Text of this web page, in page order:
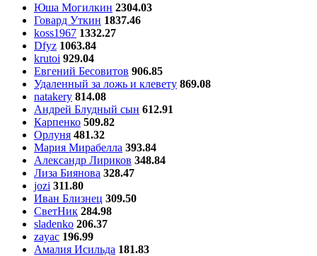
Юша Могилкин 2304.03
Говард Уткин 1837.46
koss1967 1332.27
Dfyz 1063.84
krutoi 929.04
Евгений Бесовитов 906.85
Удаленный за ложь и клевету 869.08
natakery 814.08
Андрей Блудный сын 612.91
Карпенко 509.82
Орлуня 481.32
Мария Мирабелла 393.84
Александр Лириков 348.84
Лиза Биянова 328.47
jozi 311.80
Иван Близнец 309.50
СветНик 284.98
sladenko 206.37
zayac 196.99
Амалия Исильда 181.83